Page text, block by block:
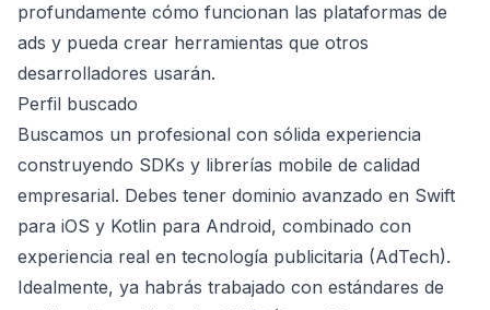
profundamente cómo funcionan las plataformas de
ads y pueda crear herramientas que otros
desarrolladores usarán.
Perfil buscado
Buscamos un profesional con sólida experiencia
construyendo SDKs y librerías mobile de calidad
empresarial. Debes tener dominio avanzado en Swift
para iOS y Kotlin para Android, combinado con
experiencia real en tecnología publicitaria (AdTech).
Idealmente, ya habrás trabajado con estándares de